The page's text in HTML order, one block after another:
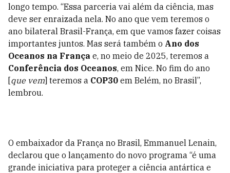
longo tempo. “Essa parceria vai além da ciência, mas
deve ser enraizada nela. No ano que vem teremos o
ano bilateral Brasil-França, em que vamos fazer coisas
importantes juntos. Mas será também o Ano dos
Oceanos na França e, no meio de 2025, teremos a
Conferência dos Oceanos, em Nice. No fim do ano
[que vem] teremos a COP30 em Belém, no Brasil”,
lembrou.
O embaixador da França no Brasil, Emmanuel Lenain,
declarou que o lançamento do novo programa “é uma
grande iniciativa para proteger a ciência antártica e